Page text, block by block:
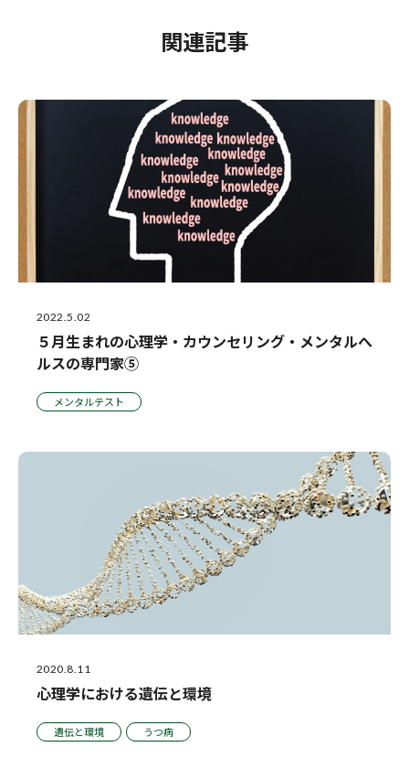
関連記事
2022.5.02
５月生まれの心理学・カウンセリング・メンタルへ
ルスの専門家⑤
メンタルテスト
2020.8.11
心理学における遺伝と環境
遺伝と環境 うつ病